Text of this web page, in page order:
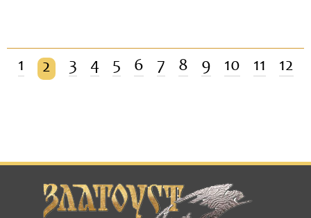
1 2 3 4 5 6 7 8 9 10 11 12